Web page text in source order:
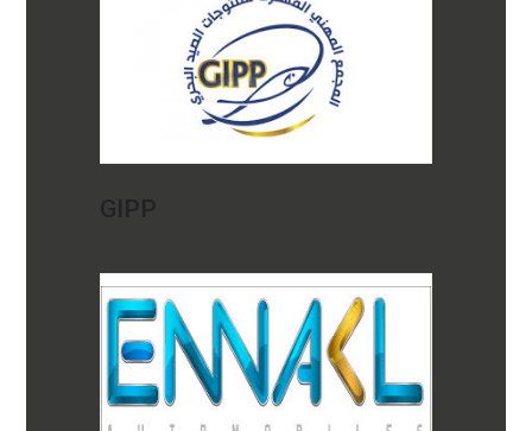
GIPP